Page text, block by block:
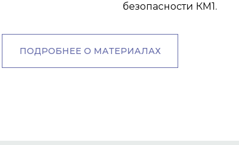
безопасности КМ1.
ПОДРОБНЕЕ О МАТЕРИАЛАХ